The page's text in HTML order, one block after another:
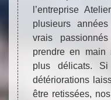
l’entreprise
plusieurs
vrais
prendre en main
plus délicats.
détériorations
être retissées,